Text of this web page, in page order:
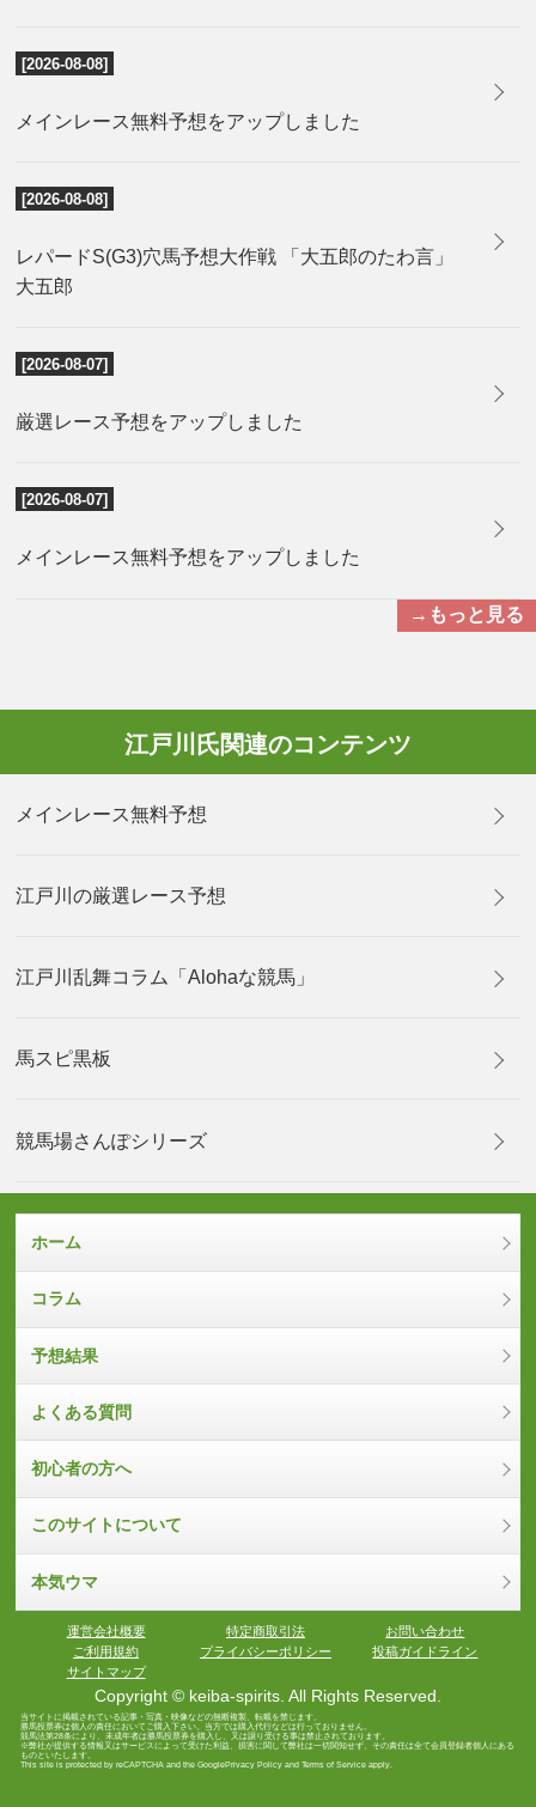
[2026-08-08]
メインレース無料予想をアップしました
[2026-08-08]
レパードS(G3)穴馬予想大作戦 「大五郎のたわ言」
大五郎
[2026-08-07]
厳選レース予想をアップしました
[2026-08-07]
メインレース無料予想をアップしました
→もっと見る
江戸川氏関連のコンテンツ
メインレース無料予想
江戸川の厳選レース予想
江戸川乱舞コラム「Alohaな競馬」
馬スピ黒板
競馬場さんぽシリーズ
ホーム
コラム
予想結果
よくある質問
初心者の方へ
このサイトについて
本気ウマ
運営会社概要 特定商取引法
お問い合わせ
ご利用規約
プライバシーポリシー
投稿ガイドライン
サイトマップ
Copyright © keiba-spirits. All Rights Reserved.
当サイトに掲載されている記事・写真・映像などの無断複製、転載を禁じます。
勝馬投票券は個人の責任においてご購入下さい。当方では購入代行などは行っておりません。
競馬法第28条により、未成年者は勝馬投票券を購入し、又は譲り受ける事は禁止されております。
※弊社が提供する情報又はサービスによって受けた利益、損害に関して弊社は一切関知せず、その責任は全て会員登録者個人にある
ものといたします。
This site is protected by reCAPTCHA and the GooglePrivacy Policyand Terms of Serviceapply.